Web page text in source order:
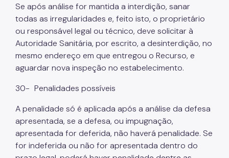
Se após análise for mantida a interdição, sanar
todas as irregularidades e, feito isto, o proprietário
ou responsável legal ou técnico, deve solicitar à
Autoridade Sanitária, por escrito, a desinterdição, no
mesmo endereço em que entregou o Recurso, e
aguardar nova inspeção no estabelecimento.
30- Penalidades possíveis
A penalidade só é aplicada após a análise da defesa
apresentada, se a defesa, ou impugnação,
apresentada for deferida, não haverá penalidade. Se
for indeferida ou não for apresentada dentro do